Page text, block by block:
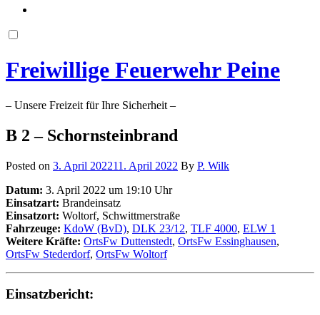
Freiwillige Feuerwehr Peine
– Unsere Freizeit für Ihre Sicherheit –
B 2 – Schornsteinbrand
Posted on 3. April 202211. April 2022 By P. Wilk
Datum: 3. April 2022 um 19:10 Uhr
Einsatzart: Brandeinsatz
Einsatzort: Woltorf, Schwittmerstraße
Fahrzeuge: KdoW (BvD), DLK 23/12, TLF 4000, ELW 1
Weitere Kräfte: OrtsFw Duttenstedt, OrtsFw Essinghausen,
OrtsFw Stederdorf, OrtsFw Woltorf
Einsatzbericht: